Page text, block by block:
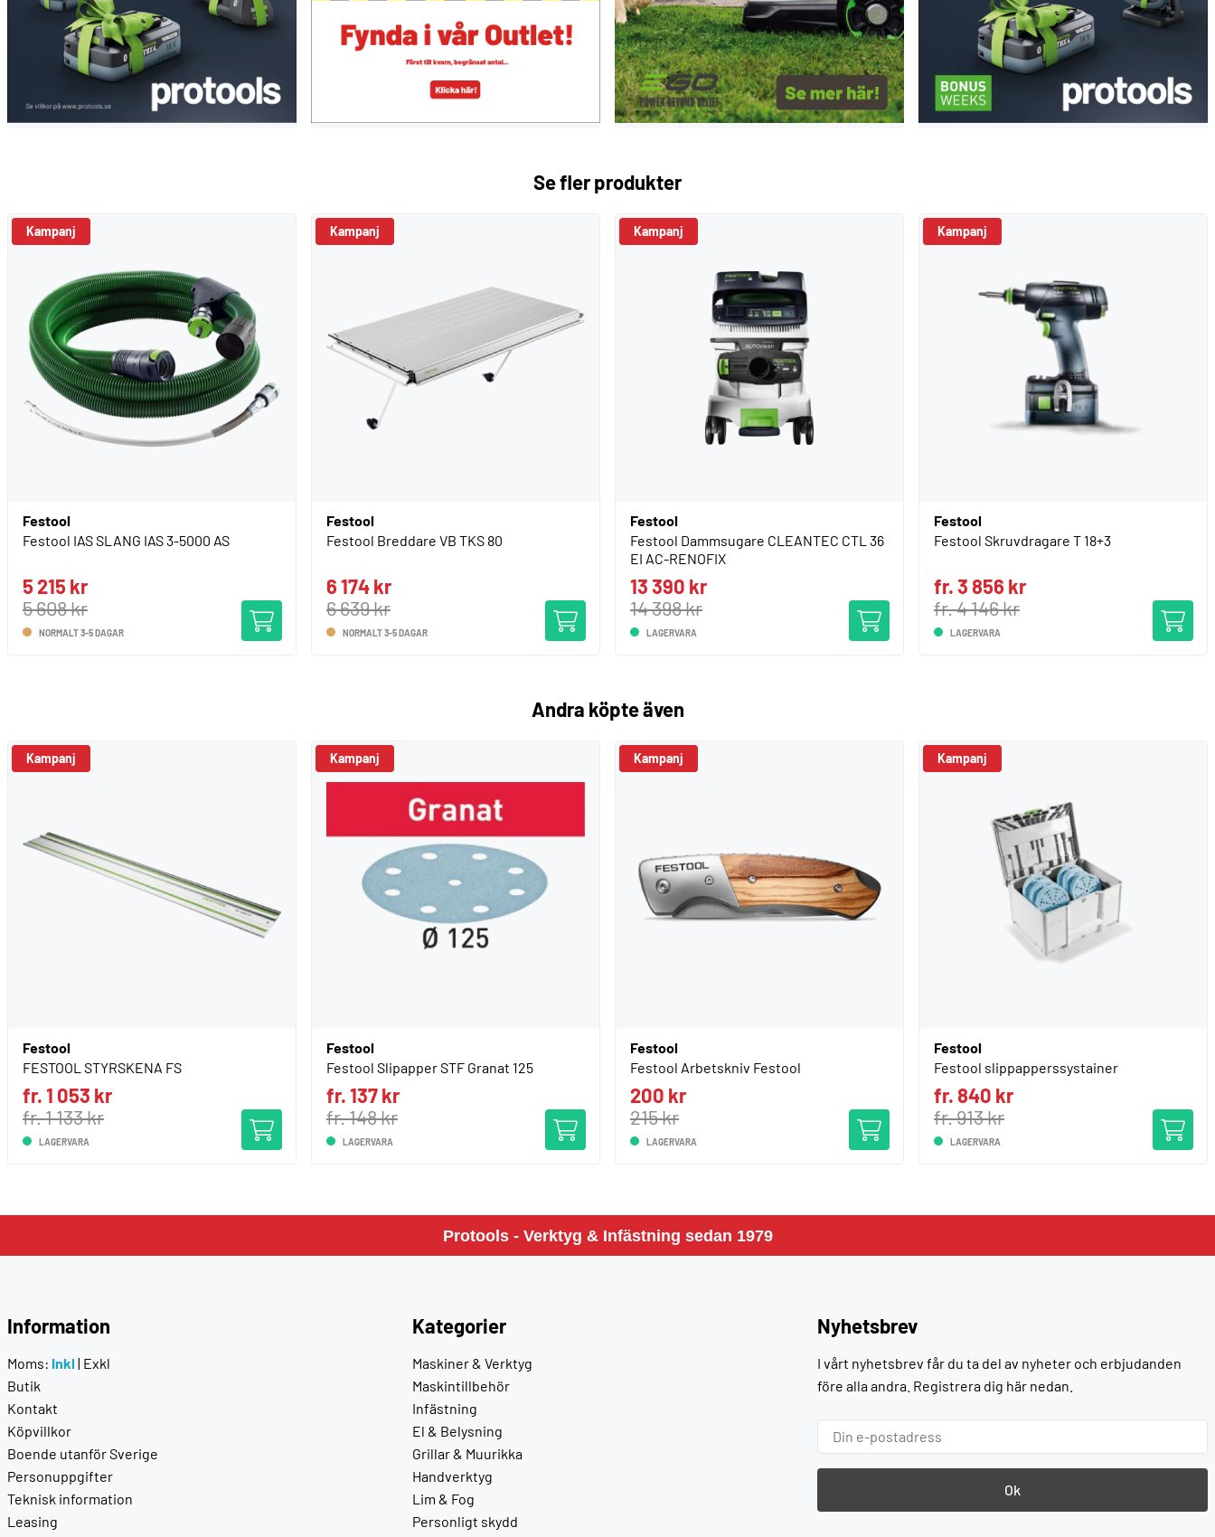
Se fler produkter
Kampanj
Festool
Festool IAS SLANG IAS 3-5000 AS
5 215 kr
5 608 kr
NORMALT 3-5 DAGAR
Kampanj
Festool
Festool Breddare VB TKS 80
6 174 kr
6 639 kr
NORMALT 3-5 DAGAR
Kampanj
Festool
Festool Dammsugare CLEANTEC CTL 36
EI AC-RENOFIX
13 390 kr
14 398 kr
LAGERVARA
Kampanj
Festool
Festool Skruvdragare T 18+3
fr. 3 856 kr
fr. 4 146 kr
LAGERVARA
Andra köpte även
Kampanj
Festool
FESTOOL STYRSKENA FS
fr. 1 053 kr
fr. 1 133 kr
LAGERVARA
Kampanj
Festool
Festool Slipapper STF Granat 125
fr. 137 kr
fr. 148 kr
LAGERVARA
Kampanj
Festool
Festool Arbetskniv Festool
200 kr
215 kr
LAGERVARA
Kampanj
Festool
Festool slippapperssystainer
fr. 840 kr
fr. 913 kr
LAGERVARA
Protools - Verktyg & Infästning sedan 1979
Information
Moms: Inkl | Exkl
Butik
Kontakt
Köpvillkor
Boende utanför Sverige
Personuppgifter
Teknisk information
Leasing
Kategorier
Maskiner & Verktyg
Maskintillbehör
Infästning
El & Belysning
Grillar & Muurikka
Handverktyg
Lim & Fog
Personligt skydd
Nyhetsbrev
I vårt nyhetsbrev får du ta del av nyheter och erbjudanden
före alla andra. Registrera dig här nedan.
Ok